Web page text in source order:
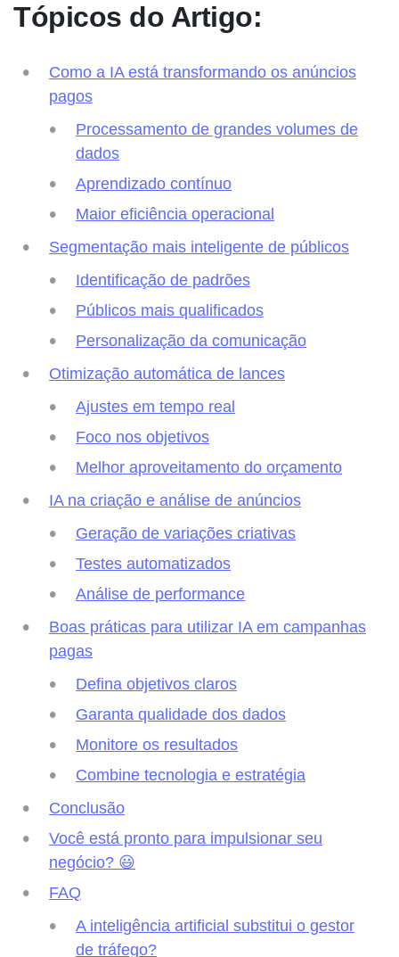
Tópicos do Artigo:
Como a IA está transformando os anúncios
pagos
Processamento de grandes volumes de
dados
Aprendizado contínuo
Maior eficiência operacional
Segmentação mais inteligente de públicos
Identificação de padrões
Públicos mais qualificados
Personalização da comunicação
Otimização automática de lances
Ajustes em tempo real
Foco nos objetivos
Melhor aproveitamento do orçamento
IA na criação e análise de anúncios
Geração de variações criativas
Testes automatizados
Análise de performance
Boas práticas para utilizar IA em campanhas
pagas
Defina objetivos claros
Garanta qualidade dos dados
Monitore os resultados
Combine tecnologia e estratégia
Conclusão
Você está pronto para impulsionar seu
negócio? 😃
FAQ
A inteligência artificial substitui o gestor
de tráfego?